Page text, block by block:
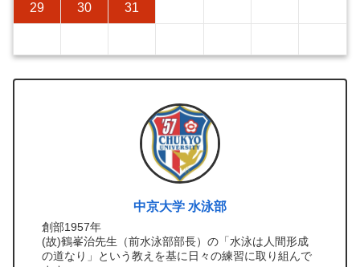
29 30 31
中京大学 水泳部
創部1957年
(故)鶴峯治先生（前水泳部部長）の「水泳は人間形成
の道なり」という教えを基に日々の練習に取り組んで